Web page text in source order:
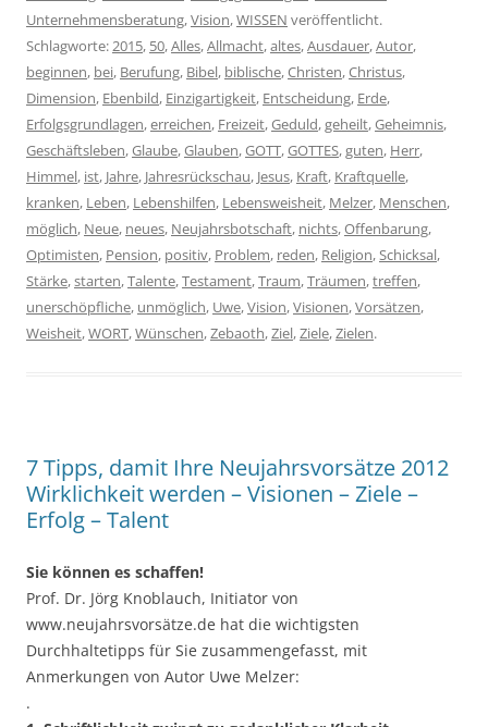
Unternehmensberatung,Vision,WISSEN veröffentlicht.
Schlagworte:2015, 50,Alles,Allmacht,altes,Ausdauer,Autor,
beginnen, bei, Berufung, Bibel, biblische,Christen,Christus,
Dimension, Ebenbild, Einzigartigkeit, Entscheidung, Erde,
Erfolgsgrundlagen,erreichen, Freizeit,Geduld,geheilt,Geheimnis,
Geschäftsleben,Glaube,Glauben,GOTT,GOTTES,guten, Herr,
Himmel, ist, Jahre, Jahresrückschau, Jesus, Kraft, Kraftquelle,
kranken, Leben, Lebenshilfen, Lebensweisheit, Melzer, Menschen,
möglich, Neue, neues, Neujahrsbotschaft, nichts,Offenbarung,
Optimisten, Pension, positiv, Problem, reden, Religion,Schicksal,
Stärke,starten,Talente,Testament,Traum,Träumen,treffen,
unerschöpfliche, unmöglich, Uwe,Vision,Visionen,Vorsätzen,
Weisheit,WORT,Wünschen,Zebaoth,Ziel,Ziele,Zielen.
7 Tipps, damit Ihre Neujahrsvorsätze 2012
Wirklichkeit werden – Visionen – Ziele –
Erfolg – Talent
Sie können es schaffen!
Prof. Dr. Jörg Knoblauch, Initiator von
www.neujahrsvorsätze.de hat die wichtigsten
Durchhaltetipps für Sie zusammengefasst, mit
Anmerkungen von Autor Uwe Melzer:
.